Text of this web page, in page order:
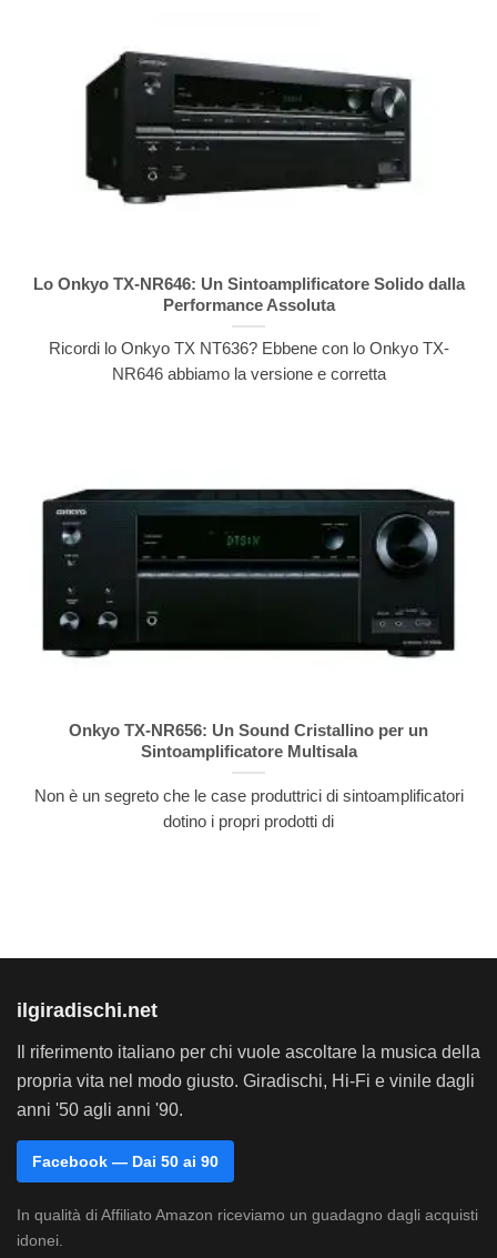
Lo Onkyo TX-NR646: Un Sintoamplificatore Solido dalla
Performance Assoluta
Ricordi lo Onkyo TX NT636? Ebbene con lo Onkyo TX-
NR646 abbiamo la versione e corretta
Onkyo TX-NR656: Un Sound Cristallino per un
Sintoamplificatore Multisala
Non è un segreto che le case produttrici di sintoamplificatori
dotino i propri prodotti di
ilgiradischi.net
Il riferimento italiano per chi vuole ascoltare la musica della
propria vita nel modo giusto. Giradischi, Hi-Fi e vinile dagli
anni '50 agli anni '90.
Facebook — Dai 50 ai 90
In qualità di Affiliato Amazon riceviamo un guadagno dagli acquisti
idonei.